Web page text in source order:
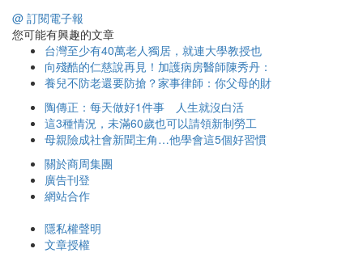
@ 訂閱電子報
您可能有興趣的文章
台灣至少有40萬老人獨居，就連大學教授也
向殘酷的仁慈說再見！加護病房醫師陳秀丹：
養兒不防老還要防搶？家事律師：你父母的財
陶傳正：每天做好1件事 人生就沒白活
這3種情況，未滿60歲也可以請領新制勞工
母親險成社會新聞主角…他學會這5個好習慣
關於商周集團
廣告刊登
網站合作
隱私權聲明
文章授權